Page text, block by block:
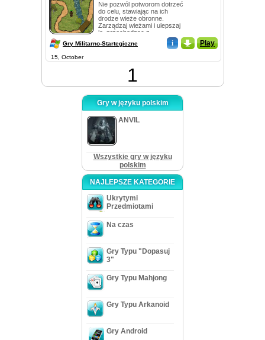
Nie pozwól potworom dotrzeć
do celu, stawiając na ich
drodze wieże obronne.
Zarządzaj wieżami i ulepszaj
je, przechodząc z...
Gry Militarno-Startegiczne i _ Play
15, October
1
Gry w języku polskim
ANVIL
Wszystkie gry w języku
polskim
NAJLEPSZE KATEGORIE
Ukrytymi
Przedmiotami
Na czas
Gry Typu "Dopasuj
3"
Gry Typu Mahjong
Gry Typu Arkanoid
Gry Android